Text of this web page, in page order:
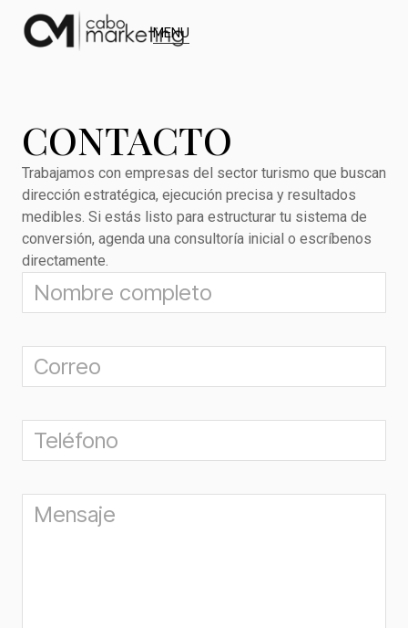
MENU
CONTACTO
Trabajamos con empresas del sector turismo que buscan
dirección estratégica, ejecución precisa y resultados
medibles. Si estás listo para estructurar tu sistema de
conversión, agenda una consultoría inicial o escríbenos
directamente.